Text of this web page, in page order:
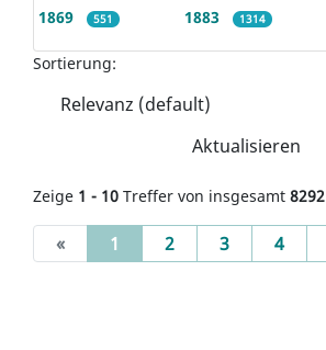
1869 551 1883 1314
Sortierung:
Aktualisieren
Zeige 1 - 10 Treffer von insgesamt 8292
« 1 (current)
2 3 4